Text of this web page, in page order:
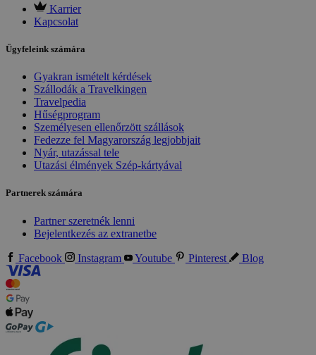
Karrier
Kapcsolat
Ügyfeleink számára
Gyakran ismételt kérdések
Szállodák a Travelkingen
Travelpedia
Hűségprogram
Személyesen ellenőrzött szállások
Fedezze fel Magyarország legjobbjait
Nyár, utazással tele
Utazási élmények Szép-kártyával
Partnerek számára
Partner szeretnék lenni
Bejelentkezés az extranetbe
Facebook Instagram Youtube Pinterest Blog